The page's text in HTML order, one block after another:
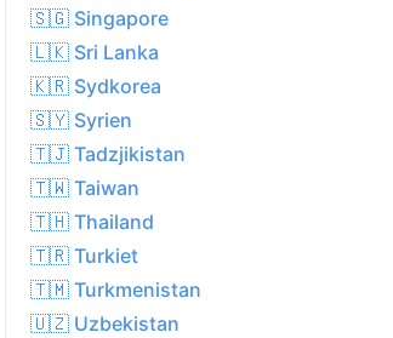
8.0
05:49 AM
07:09 PM
🇸🇬 Singapore
🇱🇰 Sri Lanka
🇰🇷 Sydkorea
🇸🇾 Syrien
🇹🇯 Tadzjikistan
🇹🇼 Taiwan
🇹🇭 Thailand
🇹🇷 Turkiet
🇹🇲 Turkmenistan
🇺🇿 Uzbekistan